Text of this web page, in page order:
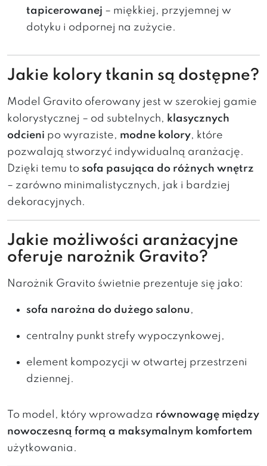
tapicerowanej – miękkiej, przyjemnej w
dotyku i odpornej na zużycie.
Jakie kolory tkanin są dostępne?
Model Gravito oferowany jest w szerokiej gamie
kolorystycznej – od subtelnych, klasycznych
odcieni po wyraziste, modne kolory, które
pozwalają stworzyć indywidualną aranżację.
Dzięki temu to sofa pasująca do różnych wnętrz
– zarówno minimalistycznych, jak i bardziej
dekoracyjnych.
Jakie możliwości aranżacyjne
oferuje narożnik Gravito?
Narożnik Gravito świetnie prezentuje się jako:
sofa narożna do dużego salonu,
centralny punkt strefy wypoczynkowej,
element kompozycji w otwartej przestrzeni
dziennej.
To model, który wprowadza równowagę między
nowoczesną formą a maksymalnym komfortem
użytkowania.